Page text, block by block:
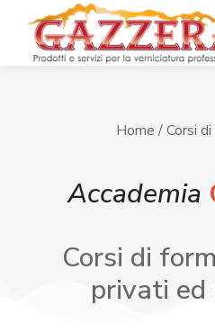
Home / Corsi
Accademia
Corsi di
privati ed